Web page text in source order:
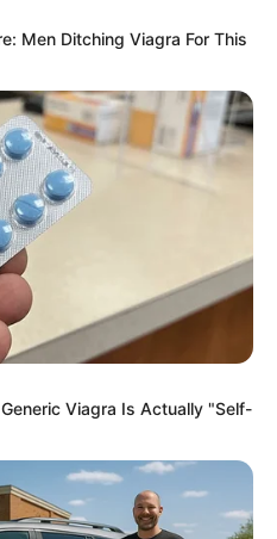
Your True Personality
These Facts May
Men Ditching Viagra For This
Viagra Is Actually "Self-